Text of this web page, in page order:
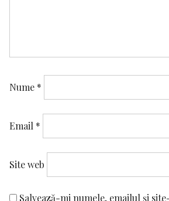
Nume *
Email *
Site web
Salvează-mi numele, emailul și